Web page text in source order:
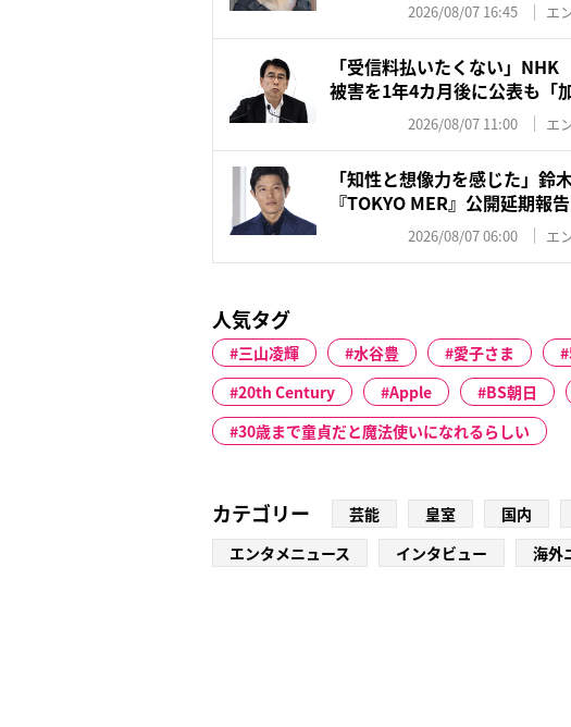
2026/08/07 16:45 エ
「受信料払いたくない」
被害を1年4カ月後に公表も「
2026/08/07 11:00 エ
「知性と想像力を感じた」鈴
『TOKYO MER』公開延期報
2026/08/07 06:00 エ
人気タグ
三山凌輝 水谷豊 愛子さま
20th Century
Apple BS朝日
30歳まで童貞だと魔法使いになれるらしい
カテゴリー 芸能 皇室 国内
エンタメニュース
インタビュー 海外